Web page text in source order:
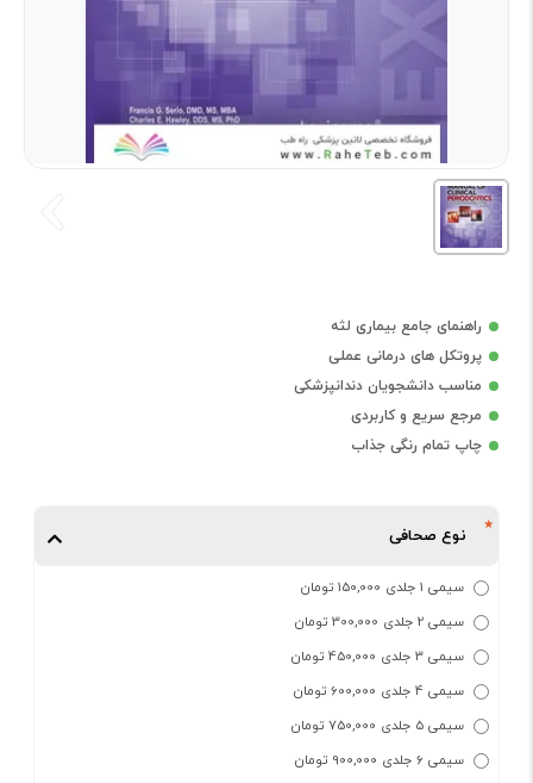
راهنمای جامع بیماری لثه
پروتکل های درمانی عملی
مناسب دانشجویان دندانپزشکی
مرجع سریع و کاربردی
چاپ تمام رنگی جذاب
نوع صحافی
سیمی 1 جلدی 150,000 تومان
سیمی 2 جلدی 300,000 تومان
سیمی 3 جلدی 450,000 تومان
سیمی 4 جلدی 600,000 تومان
سیمی 5 جلدی 750,000 تومان
سیمی 6 جلدی 900,000 تومان